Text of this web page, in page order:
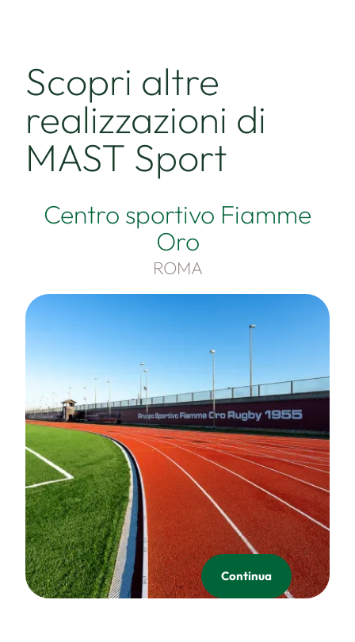
Scopri altre
realizzazioni di
MAST Sport
Centro sportivo Fiamme
Oro
ROMA
Continua